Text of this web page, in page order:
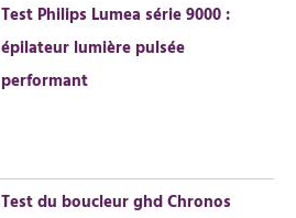
Test Philips Lumea série 9000 :
épilateur lumière pulsée
performant
Test du boucleur ghd Chronos